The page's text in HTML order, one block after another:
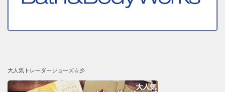
大人気トレーダージョーズ☆彡